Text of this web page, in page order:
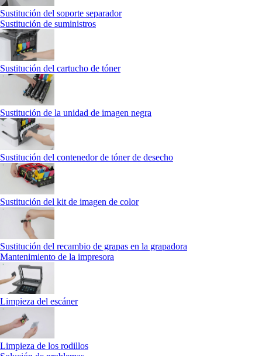
Sustitución del soporte separador
Sustitución de suministros
Sustitución del cartucho de tóner
Sustitución de la unidad de imagen negra
Sustitución del contenedor de tóner de desecho
Sustitución del kit de imagen de color
Sustitución del recambio de grapas en la grapadora
Mantenimiento de la impresora
Limpieza del escáner
Limpieza de los rodillos